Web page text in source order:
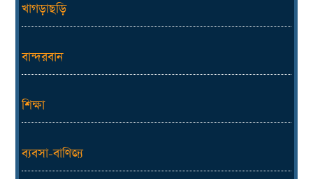
খাগড়াছড়ি
বান্দরবান
শিক্ষা
ব্যবসা-বাণিজ্য